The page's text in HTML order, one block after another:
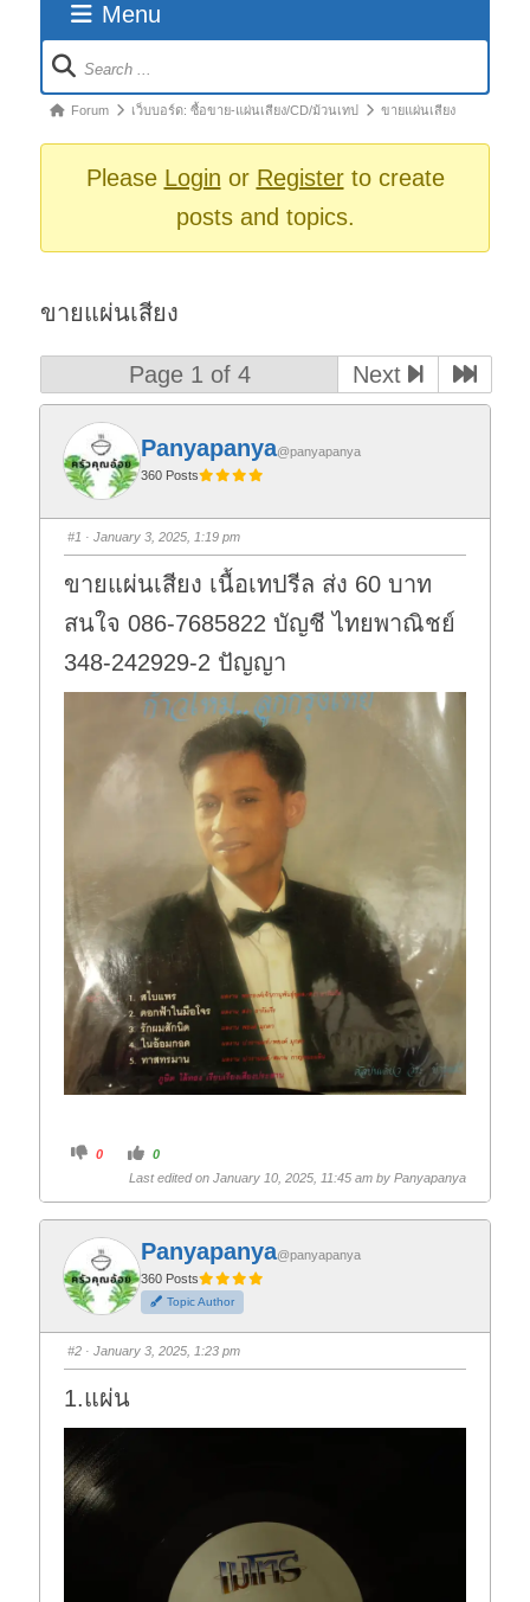
Menu
Forum
Navigation
ForumForum เว็บบอร์ด: ซื้อขาย-แผ่นเสียง/CD/ม้วนเทป ขายแผ่นเสียง
Please Login or Registerto create
posts and topics.
ขายแผ่นเสียง
Page 1 of 4 Next
Panyapanya@panyapanya
360 Posts
#1 · January 3, 2025, 1:19 pm
ขายแผ่นเสียง เนื้อเทปรีล ส่ง 60 บาท
สนใจ 086-7685822 บัญชี ไทยพาณิชย์
348-242929-2 ปัญญา
C
k
r
t
h
u
m
b
s
d
o
w
n
0
C
i
k
r
t
u
m
b
s
u
p
.
0
Last edited on January 10, 2025, 11:45 am by Panyapanya
Panyapanya@panyapanya
360 Posts
Topic Author
#2 · January 3, 2025, 1:23 pm
1.แผ่น